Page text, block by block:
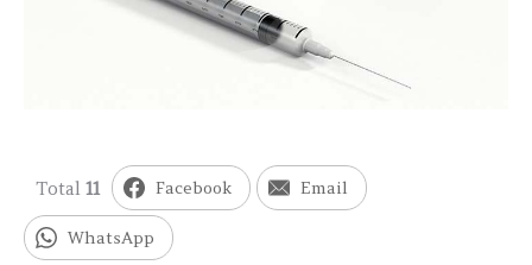
Total 11 Facebook Email
WhatsApp